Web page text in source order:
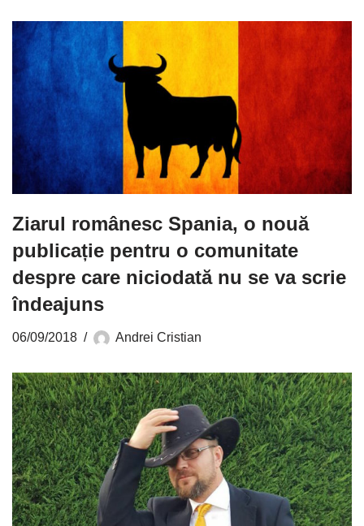
Ziarul românesc Spania, o nouă
publicație pentru o comunitate
despre care niciodată nu se va scrie
îndeajuns
06/09/2018 Andrei Cristian